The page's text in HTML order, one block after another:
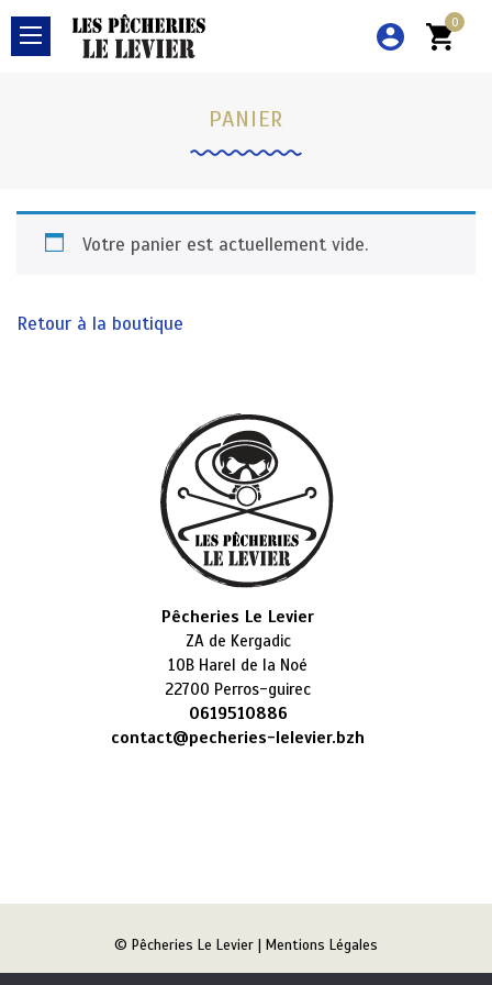
0
PANIER
Votre panier est actuellement vide.
Retour à la boutique
Pêcheries Le Levier
ZA de Kergadic
10B Harel de la Noé
22700 Perros-guirec
0619510886
contact@pecheries-lelevier.bzh
© Pêcheries Le Levier | Mentions Légales